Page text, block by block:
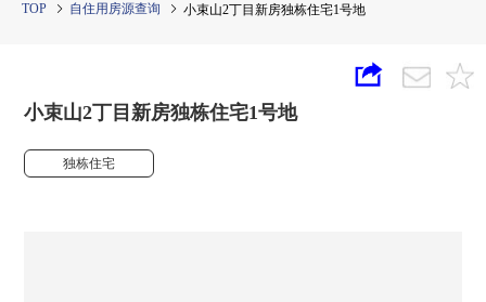
TOP 自住用房源查询 小束山2丁目新房独栋住宅1号地
小束山2丁目新房独栋住宅1号地
独栋住宅